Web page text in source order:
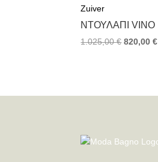
Zuiver
ΝΤΟΥΛΆΠΙ VINO
1.025,00€ 820,00€